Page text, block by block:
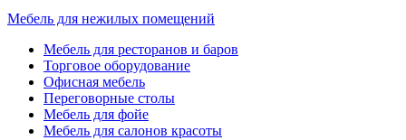
Мебель для нежилых помещений
Мебель для ресторанов и баров
Торговое оборудование
Офисная мебель
Переговорные столы
Мебель для фойе
Мебель для салонов красоты